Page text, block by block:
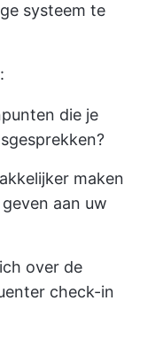
systeem te
die je
maken
aan uw
over de
check-in